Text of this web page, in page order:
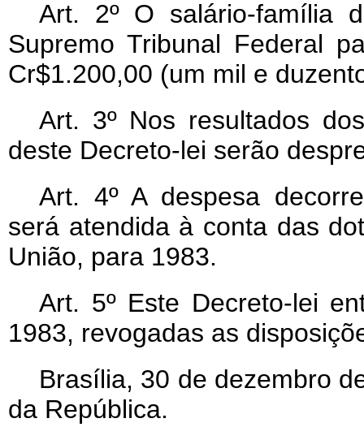
Art. 2º O salário-família
Supremo Tribunal Federal
Cr$1.200,00 (um mil e
Art. 3º Nos resultados
deste Decreto-lei serão
Art. 4º A despesa
será atendida à conta das
União, para 1983.
Art. 5º Este Decreto-lei
1983, revogadas as
Brasília, 30 de dezembro
da República.